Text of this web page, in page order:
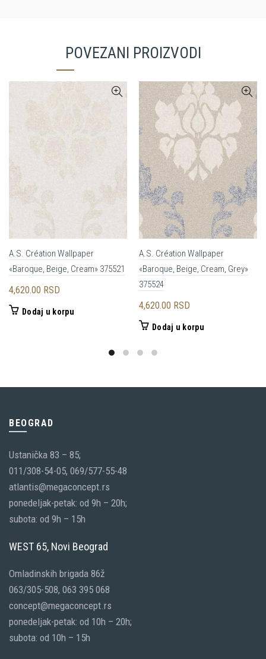
POVEZANI PROIZVODI
A.S. Création Wallpaper
«Baroque, Beige, Cream» 375521
4,620.00 RSD
Dodaj u korpu
A.S. Création Wallpaper
«Baroque, Beige, Cream, Grey»
375524
4,620.00 RSD
Dodaj u korpu
BEOGRAD
Ustanička 83 – 85;
011/308-54-05, 069/577-55-48
atlantis@megaconcept.rs
ponedeljak-petak: od 9h – 20h;
subota: od 9h – 15h
WEST 65, Novi Beograd
Omladinskih brigada 86ž
063/305-508, 063 395 068
concept@megaconcept.rs
ponedeljak-petak: od 10h – 20h;
subota: od 10h – 15h